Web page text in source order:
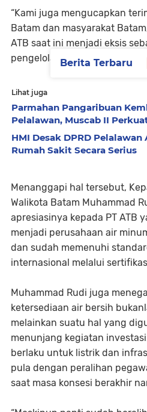
“Kami juga mengucapkan
Batam dan masyarakat
ATB saat ini menjadi eksis
pengelola air bersih di
Lihat juga
Parmahan Pangaribuan
Pelalawan, Muscab II
HMI Desak DPRD Pelalawan
Rumah Sakit Secara Serius
Menanggapi hal tersebut,
Walikota Batam Muhammad
apresiasinya kepada PT ATB
menjadi perusahaan air
dan sudah memenuhi
internasional melalui
Muhammad Rudi juga
ketersediaan air bersih
melainkan suatu hal yang
menunjang kegiatan
berlaku untuk listrik dan
pula dengan peralihan
saat masa konsesi berakhir
Berita Terbaru